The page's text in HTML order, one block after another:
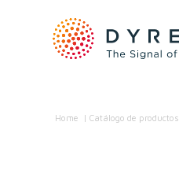
Home /Catálogo de productos